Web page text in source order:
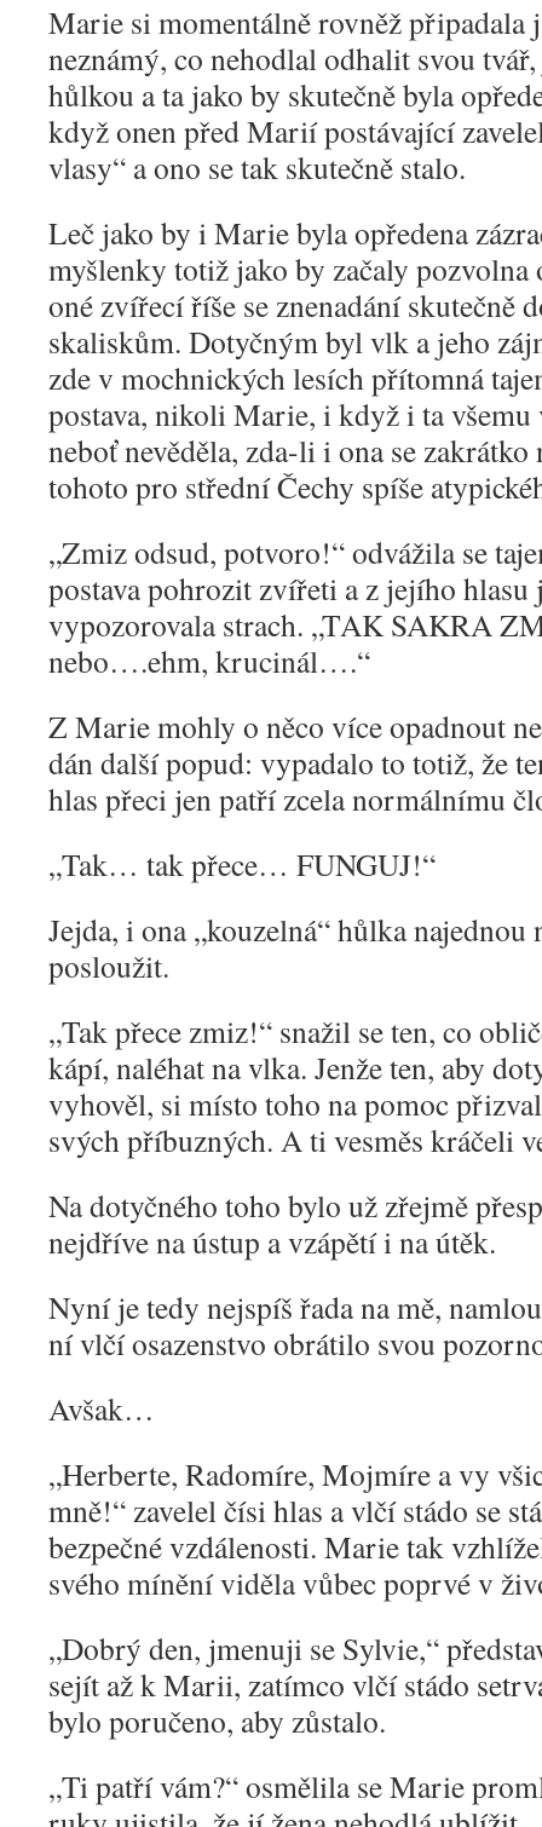
Marie si momentálně rovněž připadala
neznámý, co nehodlal odhalit svou
hůlkou a ta jako by skutečně byla
když onen před Marií postávající
vlasy“ a ono se tak skutečně stalo.
Leč jako by i Marie byla opředena
myšlenky totiž jako by začaly pozvolna
oné zvířecí říše se znenadání skutečně
skaliskům. Dotyčným byl vlk a jeho
zde v mochnických lesích přítomná
postava, nikoli Marie, i když i ta
neboť nevěděla, zda-li i ona se zakrátko
tohoto pro střední Čechy spíše
„Zmiz odsud, potvoro!“ odvážila se
postava pohrozit zvířeti a z jejího
vypozorovala strach. „TAK SAKRA
nebo….ehm, krucinál….“
Z Marie mohly o něco více opadnout
dán další popud: vypadalo to totiž, že
hlas přeci jen patří zcela normálnímu
„Tak… tak přece… FUNGUJ!“
Jejda, i ona „kouzelná“ hůlka najednou
posloužit.
„Tak přece zmiz!“ snažil se ten, co
kápí, naléhat na vlka. Jenže ten, aby
vyhověl, si místo toho na pomoc
svých příbuzných. A ti vesměs kráčeli
Na dotyčného toho bylo už zřejmě
nejdříve na ústup a vzápětí i na útěk.
Nyní je tedy nejspíš řada na mě,
ní vlčí osazenstvo obrátilo svou
Avšak…
„Herberte, Radomíre, Mojmíre a vy
mně!“ zavelel čísi hlas a vlčí stádo se
bezpečné vzdálenosti. Marie tak
svého mínění viděla vůbec poprvé v
„Dobrý den, jmenuji se Sylvie,“
sejít až k Marii, zatímco vlčí stádo
bylo poručeno, aby zůstalo.
„Ti patří vám?“ osmělila se Marie